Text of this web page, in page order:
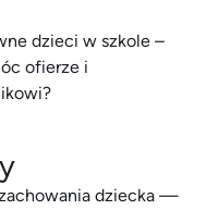
dzieci w szkole –
ofierze i
dziecka —